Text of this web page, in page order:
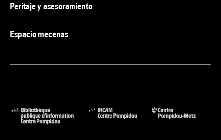
Peritaje y asesoramiento
Espacio mecenas